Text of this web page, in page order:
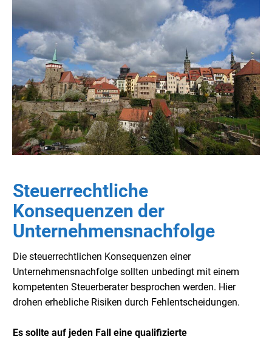
Steuerrechtliche
Konsequenzen der
Unternehmensnachfolge
Die steuerrechtlichen Konsequenzen einer
Unternehmensnachfolge sollten unbedingt mit einem
kompetenten Steuerberater besprochen werden. Hier
drohen erhebliche Risiken durch Fehlentscheidungen.
Es sollte auf jeden Fall eine qualifizierte